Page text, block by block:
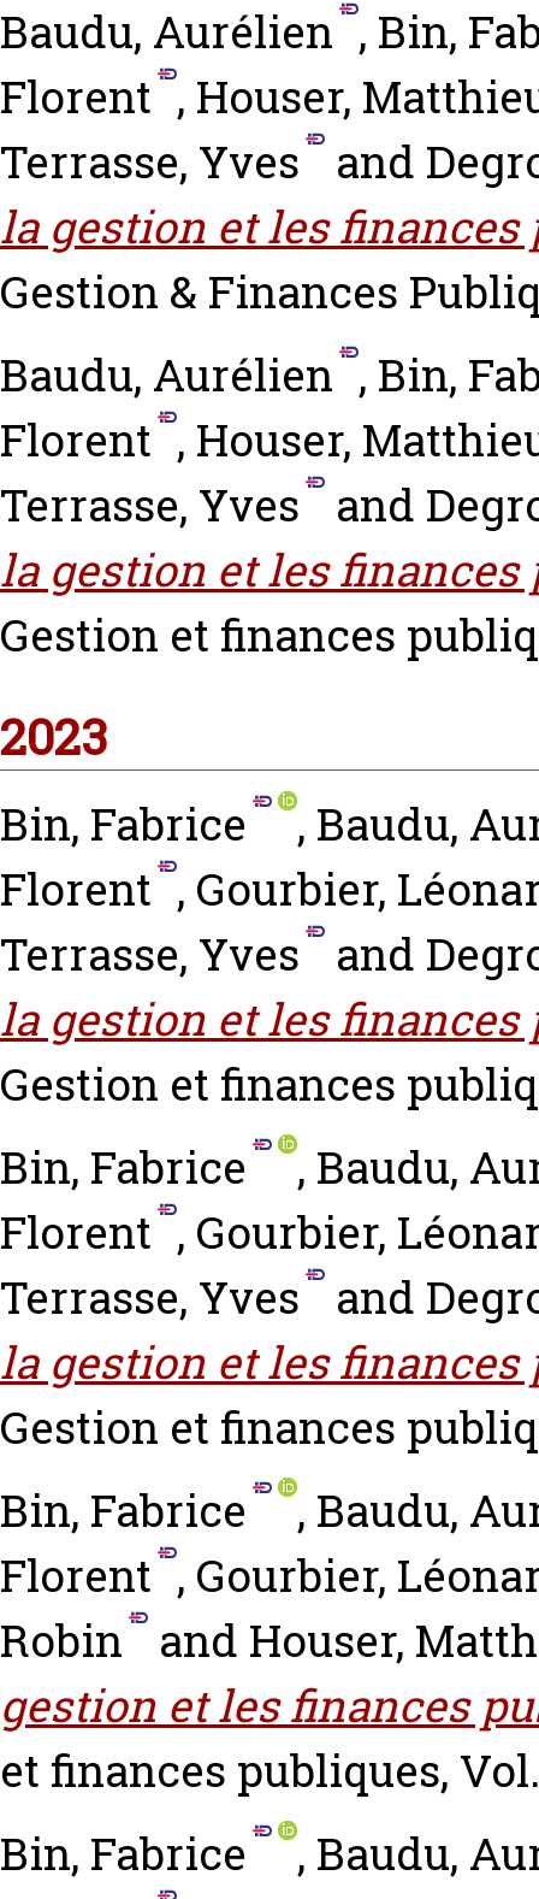
Baudu, Aurélien , Bin,
Florent , Houser,
Terrasse, Yves
and
la gestion et les finances
Gestion & Finances
Baudu, Aurélien , Bin,
Florent , Houser,
Terrasse, Yves
and
la gestion et les finances
Gestion et finances
2023
Bin, Fabrice , Baudu,
Florent , Gourbier,
Terrasse, Yves
and
la gestion et les finances
Gestion et finances
Bin, Fabrice
, Baudu,
Florent , Gourbier,
Terrasse, Yves
and
la gestion et les finances
Gestion et finances
Bin, Fabrice
, Baudu,
Florent , Gourbier,
Robin
and Houser,
gestion et les finances
et finances publiques, Vol.
Bin, Fabrice
, Baudu,